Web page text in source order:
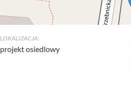
LOKALIZACJA:
projekt osiedlowy